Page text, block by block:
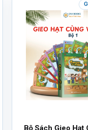
Bộ Sách Gieo Hạt